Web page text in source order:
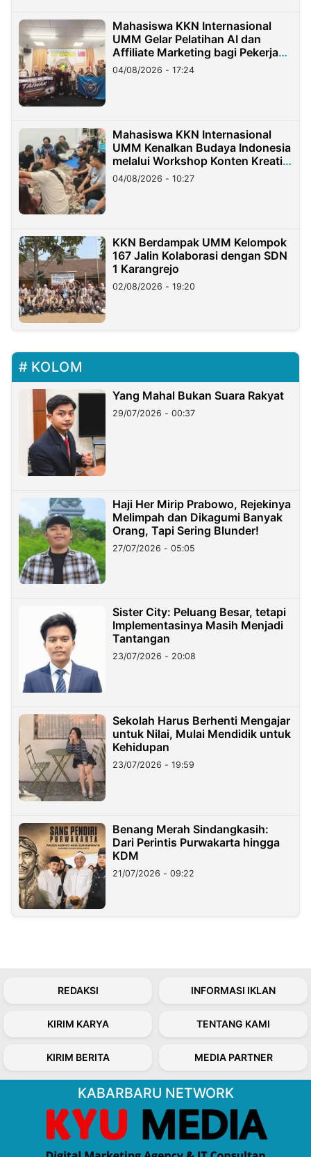
Mahasiswa KKN Internasional
UMM Gelar Pelatihan AI dan
Affiliate Marketing bagi Pekerja
Migran Indonesia di Taiwan
04/08/2026 - 17:24
Mahasiswa KKN Internasional
UMM Kenalkan Budaya Indonesia
melalui Workshop Konten Kreatif
di Taiwan
04/08/2026 - 10:27
KKN Berdampak UMM Kelompok
167 Jalin Kolaborasi dengan SDN
1 Karangrejo
02/08/2026 - 19:20
KOLOM
Yang Mahal Bukan Suara Rakyat
29/07/2026 - 00:37
Haji Her Mirip Prabowo, Rejekinya
Melimpah dan Dikagumi Banyak
Orang, Tapi Sering Blunder!
27/07/2026 - 05:05
Sister City: Peluang Besar, tetapi
Implementasinya Masih Menjadi
Tantangan
23/07/2026 - 20:08
Sekolah Harus Berhenti Mengajar
untuk Nilai, Mulai Mendidik untuk
Kehidupan
23/07/2026 - 19:59
Benang Merah Sindangkasih:
Dari Perintis Purwakarta hingga
KDM
21/07/2026 - 09:22
REDAKSI INFORMASI IKLAN
KIRIM KARYA TENTANG KAMI
KIRIM BERITA MEDIA PARTNER
KABARBARU NETWORK